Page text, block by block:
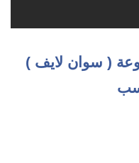
( سوان لايف )